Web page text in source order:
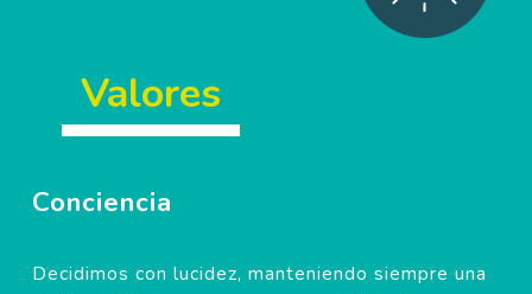
Valores
Conciencia
Decidimos con lucidez, manteniendo siempre una